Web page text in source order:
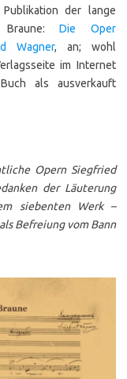
der lange
Braune:Die Oper
Wagner, an; wohl
im Internet
als ausverkauft
Opern Siegfried
der Läuterung
siebenten Werk –
Befreiung vom Bann